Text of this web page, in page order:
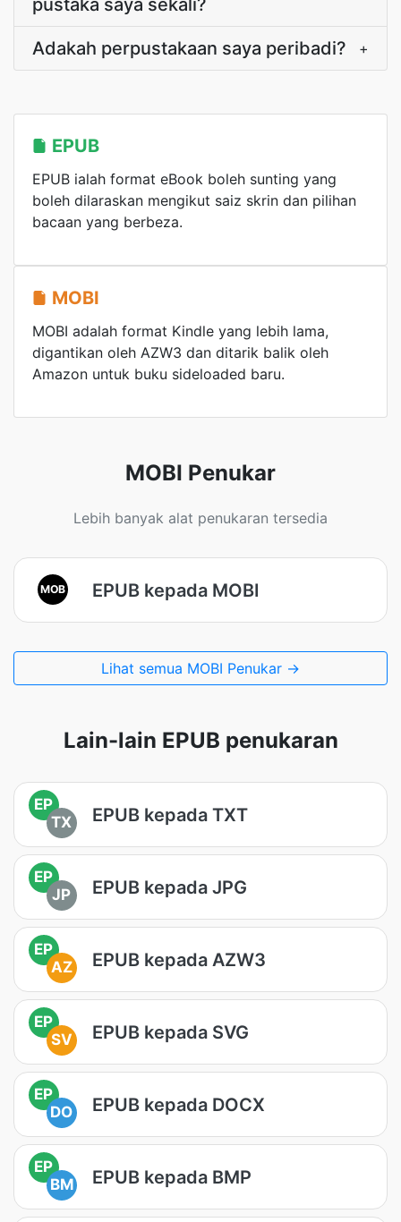
pustaka saya sekali?
Adakah perpustakaan saya peribadi? +
EPUB
EPUB ialah format eBook boleh sunting yang
boleh dilaraskan mengikut saiz skrin dan pilihan
bacaan yang berbeza.
MOBI
MOBI adalah format Kindle yang lebih lama,
digantikan oleh AZW3 dan ditarik balik oleh
Amazon untuk buku sideloaded baru.
MOBI Penukar
Lebih banyak alat penukaran tersedia
MOB EPUB kepada MOBI
Lihat semua MOBI Penukar →
Lain-lain EPUB penukaran
EP
TX
EPUB kepada TXT
EP
JP
EPUB kepada JPG
EP
AZ
EPUB kepada AZW3
EP
SV
EPUB kepada SVG
EP
DO
EPUB kepada DOCX
EP
BM
EPUB kepada BMP